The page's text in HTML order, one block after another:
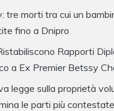
tre morti tra cui un
fino a Dnipro
Rapporti
a Ex Premier Betssy
legge sulla proprietà
le parti più contestate